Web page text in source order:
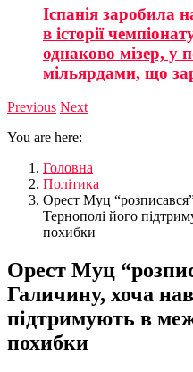
Іспанія заробила
в історії
однаково мізер, у
мільярдами, що
Previous Next
You are here:
Головна
Політика
Орест Муц
Тернополі його
похибки
Орест Муц
Галичину, хоча
підтримують в
похибки